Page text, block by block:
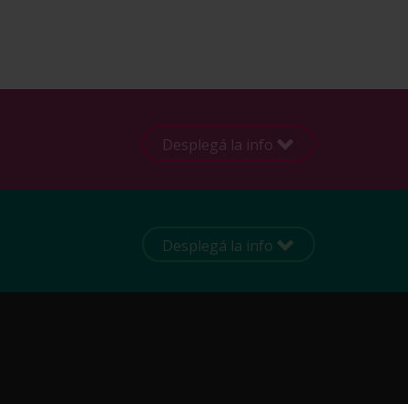
Desplegá la info
Desplegá la info